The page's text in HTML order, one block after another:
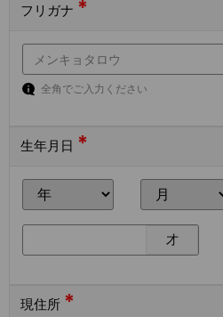
フリガナ *
全角でご入力ください
生年月日 *
才
現住所 *